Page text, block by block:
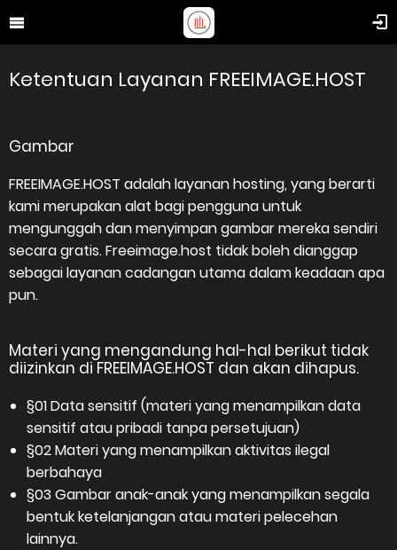
Ketentuan Layanan FREEIMAGE.HOST
Gambar
FREEIMAGE.HOST adalah layanan hosting, yang berarti
kami merupakan alat bagi pengguna untuk
mengunggah dan menyimpan gambar mereka sendiri
secara gratis. Freeimage.host tidak boleh dianggap
sebagai layanan cadangan utama dalam keadaan apa
pun.
Materi yang mengandung hal-hal berikut tidak
diizinkan di FREEIMAGE.HOST dan akan dihapus.
§01 Data sensitif (materi yang menampilkan data
sensitif atau pribadi tanpa persetujuan)
§02 Materi yang menampilkan aktivitas ilegal
berbahaya
§03 Gambar anak-anak yang menampilkan segala
bentuk ketelanjangan atau materi pelecehan
lainnya.